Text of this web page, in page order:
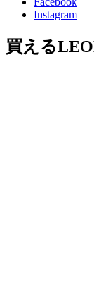
Instagram
買える